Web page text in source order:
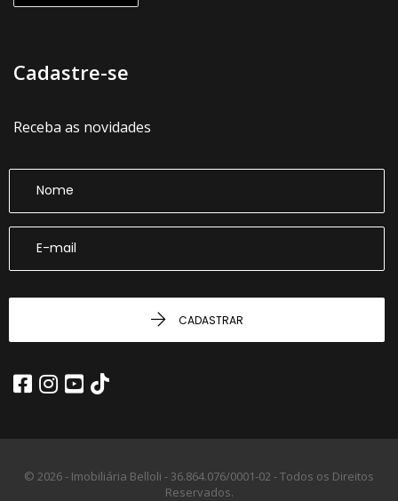
Cadastre-se
Receba as novidades
CADASTRAR
© 2026 - Imobiliária Belloli -36.864.076/0001-02 -Todos os Direitos
Reservados.